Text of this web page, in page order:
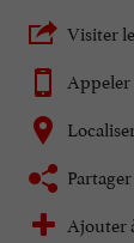
Visiter
Partager
Ajouter